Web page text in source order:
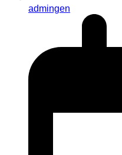
admingen